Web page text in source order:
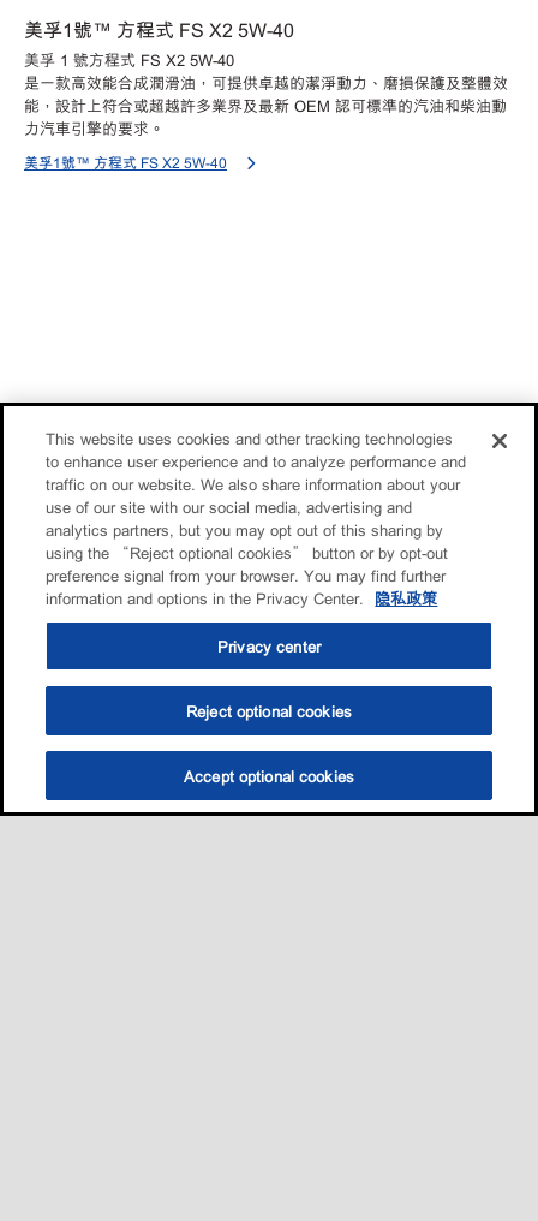
美孚1號™ 方程式 FS X2 5W-40
美孚 1 號方程式 FS X2 5W-40
是一款高效能合成潤滑油，可提供卓越的潔淨動力、磨損保護及整體效
能，設計上符合或超越許多業界及最新 OEM 認可標準的汽油和柴油動
力汽車引擎的要求。
美孚1號™ 方程式 FS X2 5W-40
This website uses cookies and other tracking technologies
to enhance user experience and to analyze performance and
traffic on our website. We also share information about your
use of our site with our social media, advertising and
analytics partners, but you may opt out of this sharing by
using the “Reject optional cookies” button or by opt-out
preference signal from your browser. You may find further
information and options in the Privacy Center.
隐私政策
Privacy center
Reject optional cookies
Accept optional cookies